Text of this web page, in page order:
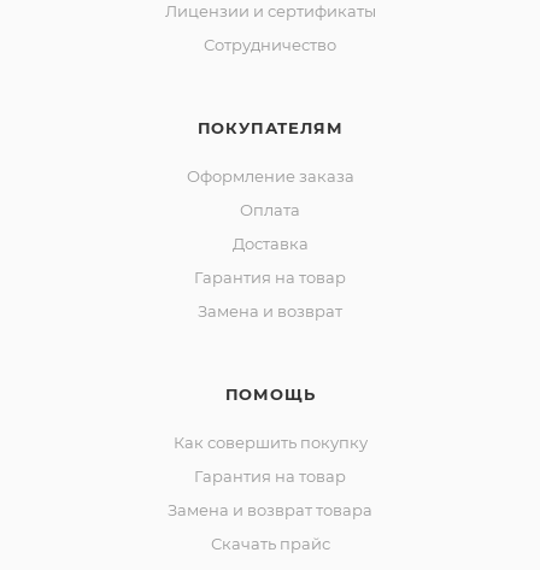
Лицензии и сертификаты
Сотрудничество
ПОКУПАТЕЛЯМ
Оформление заказа
Оплата
Доставка
Гарантия на товар
Замена и возврат
ПОМОЩЬ
Как совершить покупку
Гарантия на товар
Замена и возврат товара
Скачать прайс